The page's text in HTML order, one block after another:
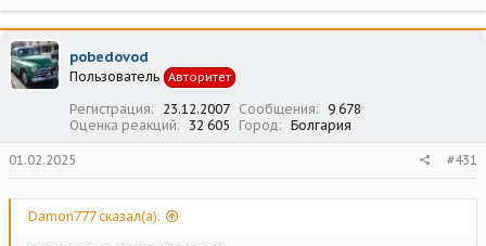
а
к
ц
и
и
pobedovod
Пользователь Авторитет
Регистрация 23.12.2007 Сообщения
9 678
Оценка реакций
32 605 Город Болгария
01.02.2025 #431
Damon777 сказал(а):